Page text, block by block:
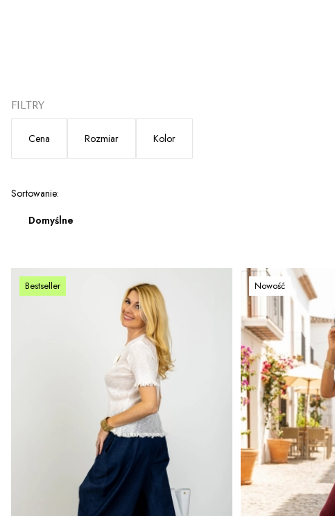
FILTRY
Cena Rozmiar Kolor
Lista produktów
Sortowanie:
Domyślne
Bestseller Nowość